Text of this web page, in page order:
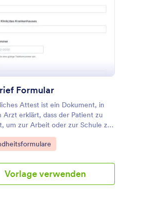
bearbeiten und archivieren und
erforderliche Felder hinzufügen.
den Jotform-Tools und -Widgets
Binden Sie es entweder in Ihre
ein, teilen Sie es als eigenständiges
oder als QR-Code.
: Arztbrief Formular
Formular
Attest ist ein Dokument, in
Arzt erklärt, dass der Patient zu
um zur Arbeit oder zur Schule zu
Vorlage verwenden